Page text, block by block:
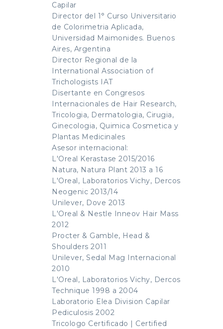
Capilar
Director del 1° Curso Universitario
de Colorimetria Aplicada,
Universidad Maimonides. Buenos
Aires, Argentina
Director Regional de la
International Association of
Trichologists IAT
Disertante en Congresos
Internacionales de Hair Research,
Tricologia, Dermatologia, Cirugia,
Ginecologia, Quimica Cosmetica y
Plantas Medicinales
Asesor internacional:
L'Oreal Kerastase 2015/2016
Natura, Natura Plant 2013 a 16
L'Oreal, Laboratorios Vichy, Dercos
Neogenic 2013/14
Unilever, Dove 2013
L'Oreal & Nestle Inneov Hair Mass
2012
Procter & Gamble, Head &
Shoulders 2011
Unilever, Sedal Mag Internacional
2010
L'Oreal, Laboratorios Vichy, Dercos
Technique 1998 a 2004
Laboratorio Elea Division Capilar
Pediculosis 2002
Tricologo Certificado | Certified